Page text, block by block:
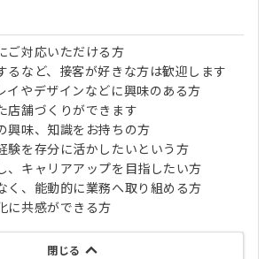
ご対応いただける方
るなど、接客が好きな方は歓迎します
やデザインなどに興味のある方
店舗づくりができます
興味、知識をお持ちの方
験を存分に活かしたいという方
キャリアアップを目指したい方
、能動的に業務へ取り組める方
に共感ができる方
閉じる